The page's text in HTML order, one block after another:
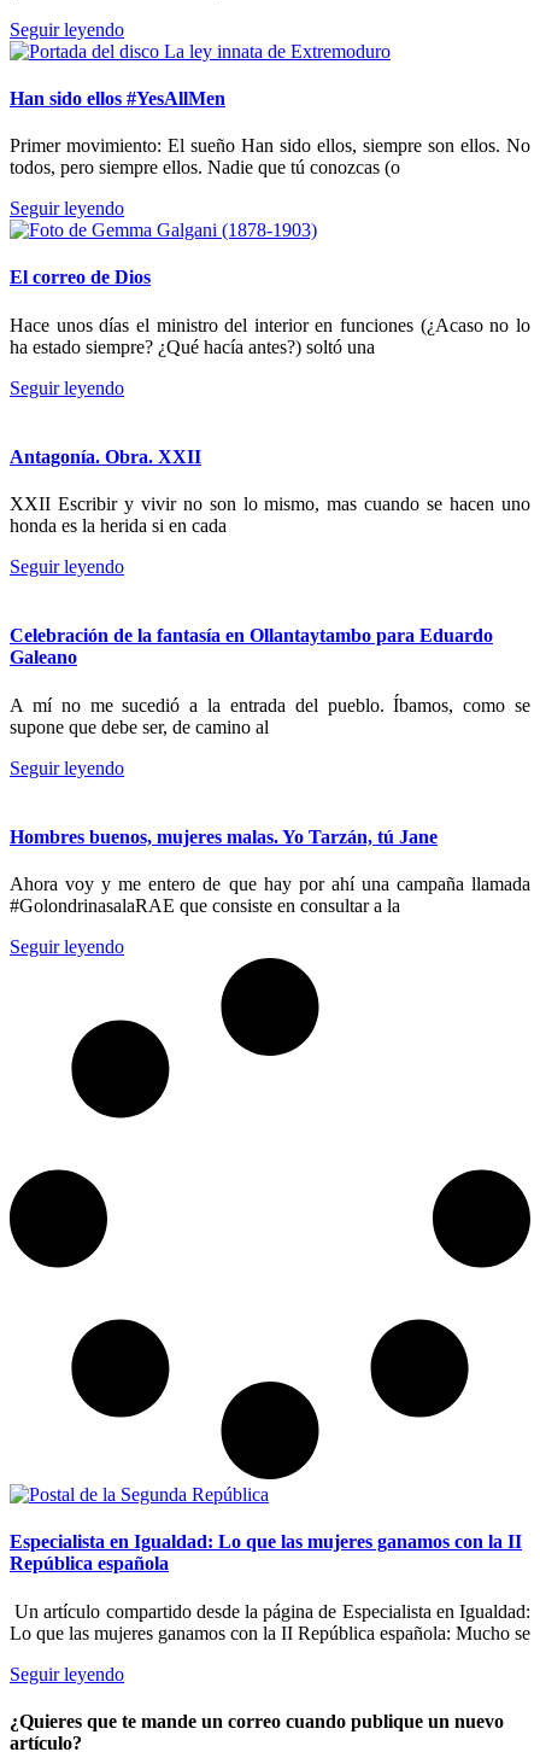
Seguir leyendo
Han sido ellos #YesAllMen
Primer movimiento: El sueño Han sido ellos, siempre son ellos. No
todos, pero siempre ellos. Nadie que tú conozcas (o
Seguir leyendo
El correo de Dios
Hace unos días el ministro del interior en funciones (¿Acaso no lo
ha estado siempre? ¿Qué hacía antes?) soltó una
Seguir leyendo
Antagonía. Obra. XXII
XXII Escribir y vivir no son lo mismo, mas cuando se hacen uno
honda es la herida si en cada
Seguir leyendo
Celebración de la fantasía en Ollantaytambo para Eduardo
Galeano
A mí no me sucedió a la entrada del pueblo. Íbamos, como se
supone que debe ser, de camino al
Seguir leyendo
Hombres buenos, mujeres malas. Yo Tarzán, tú Jane
Ahora voy y me entero de que hay por ahí una campaña llamada
#GolondrinasalaRAE que consiste en consultar a la
Seguir leyendo
Especialista en Igualdad: Lo que las mujeres ganamos con la II
República española
Un artículo compartido desde la página de Especialista en Igualdad:
Lo que las mujeres ganamos con la II República española: Mucho se
Seguir leyendo
¿Quieres que te mande un correo cuando publique un nuevo
artículo?